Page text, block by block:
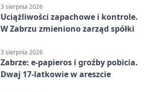
3 sierpnia 2026
Uciążliwości zapachowe i kontrole.
W Zabrzu zmieniono zarząd spółki
3 sierpnia 2026
Zabrze: e-papieros i groźby pobicia.
Dwaj 17-latkowie w areszcie